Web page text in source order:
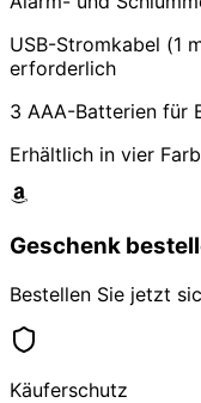
USB-Stromkabel (1
erforderlich
3 AAA-Batterien für
Erhältlich in vier
Geschenk
Bestellen Sie jetzt
Käuferschutz